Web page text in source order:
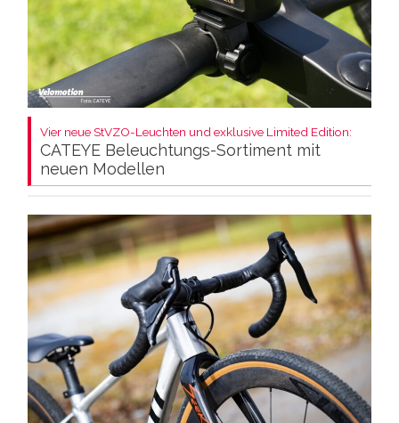
Vier neue StVZO-Leuchten und exklusive Limited Edition:
CATEYE Beleuchtungs-Sortiment mit
neuen Modellen